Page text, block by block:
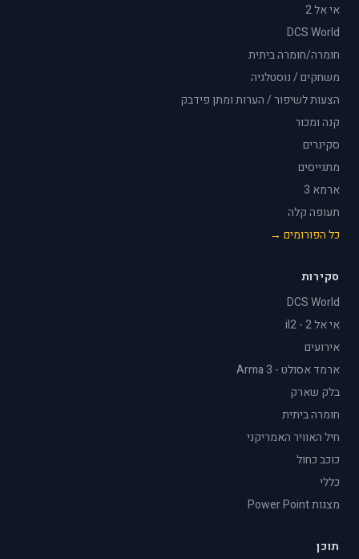
אי אל 2
DCS World
חומרה/חומרה ביתית
משחקים / נוסטלגיה
הצעות לשיפור / הערות ומתן פידבק
קנה ומכור
סקינרים
מתגייסים
ארמא 3
תעופה קלה
כל הפורומים →
סקירות
DCS World
אי אל 2 - il2
אירועים
ארמד אסולט - Arma 3
בלק שארק
חומרה ביתית
חיל האוויר האמריקני
כוכב כחול
כללי
מצגות Power Point
תוכן